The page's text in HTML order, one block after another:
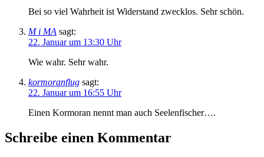
Bei so viel Wahrheit ist Widerstand zwecklos. Sehr schön.
M i MA sagt:
22. Januar um 13:30 Uhr
Wie wahr. Sehr wahr.
kormoranflug sagt:
22. Januar um 16:55 Uhr
Einen Kormoran nennt man auch Seelenfischer….
Schreibe einen Kommentar